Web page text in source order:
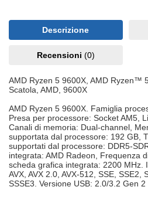
Descrizione
Recensioni (0)
AMD Ryzen 5 9600X, AMD Ryzen™
Scatola, AMD, 9600X
AMD Ryzen 5 9600X. Famiglia
Presa per processore: Socket AM5,
Canali di memoria: Dual-channel,
supportata dal processore: 192 GB,
supportati dal processore: DDR5-
integrata: AMD Radeon, Frequenza
scheda grafica integrata: 2200 MHz.
AVX, AVX 2.0, AVX-512, SSE, SSE2,
SSSE3. Versione USB: 2.0/3.2 Gen